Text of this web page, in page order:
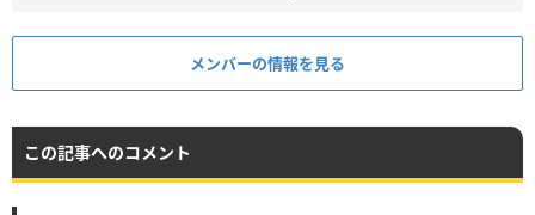
メンバーの情報を見る
この記事へのコメント